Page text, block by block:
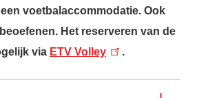
voetbalaccommodatie. Ook
Het reserveren van de
via ETV Volley .